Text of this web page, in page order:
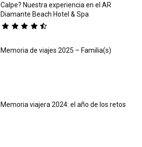
Calpe? Nuestra experiencia en el AR
Diamante Beach Hotel & Spa
Memoria de viajes 2025 – Familia(s)
Memoria viajera 2024: el año de los retos